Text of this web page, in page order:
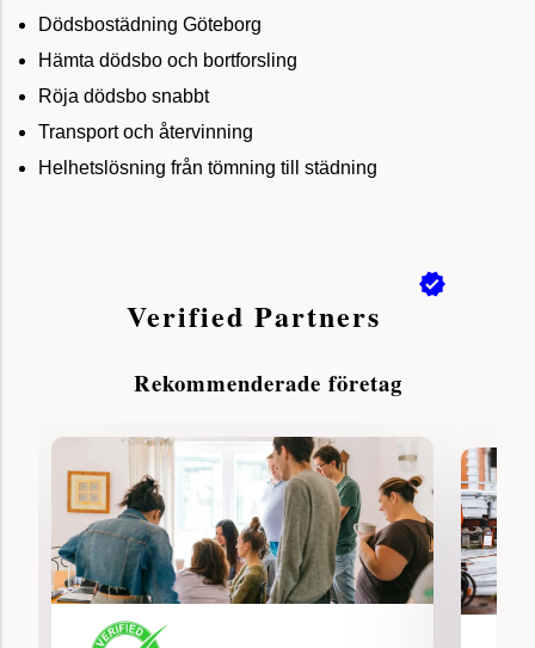
Dödsbostädning Göteborg
Hämta dödsbo och bortforsling
Röja dödsbo snabbt
Transport och återvinning
Helhetslösning från tömning till städning
Verified Partners
Rekommenderade företag